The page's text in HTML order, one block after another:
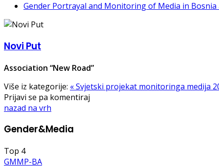
Gender Portrayal and Monitoring of Media in Bosnia
Novi Put
Association “New Road”
Više iz kategorije: « Svjetski projekat monitoringa medija
Prijavi se pa komentiraj
nazad na vrh
Gender&Media
Top 4
GMMP-BA